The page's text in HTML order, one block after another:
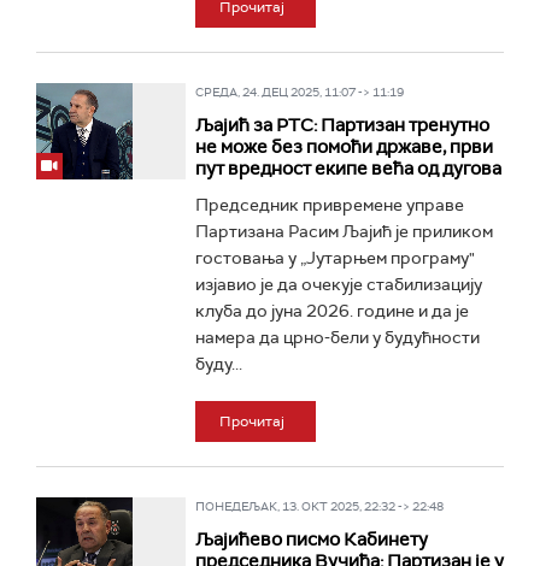
Прочитај
СРЕДА, 24. ДЕЦ 2025, 11:07 -> 11:19
Љајић за РТС: Партизан тренутно
не може без помоћи државе, први
пут вредност екипе већа од дугова
Председник привремене управе
Партизана Расим Љајић је приликом
гостовања у „Јутарњем програму"
изјавио је да очекује стабилизацију
клуба до јуна 2026. године и да је
намера да црно-бели у будућности
буду...
Прочитај
ПОНЕДЕЉАК, 13. ОКТ 2025, 22:32 -> 22:48
Љајићево писмо Кабинету
председника Вучића: Партизан је у